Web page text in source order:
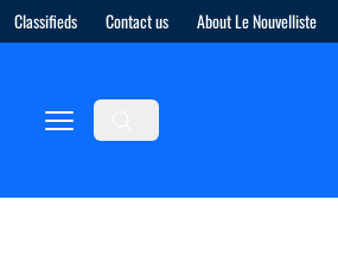
Classifieds Contact us About Le Nouvelliste